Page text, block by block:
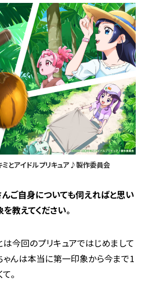
とアイドルプリキュア♪製作委員会
んご自身についても伺えればと思い
教えてください。
は今回のプリキュアではじめまして
ゃんは本当に第一印象から今まで1
。